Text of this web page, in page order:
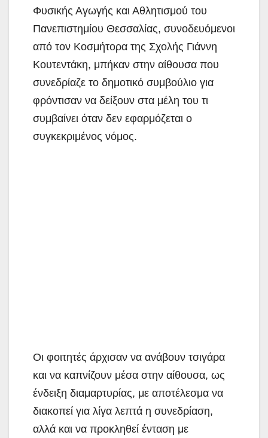
Φυσικής Αγωγής και Αθλητισμού του
Πανεπιστημίου Θεσσαλίας, συνοδευόμενοι
από τον Κοσμήτορα της Σχολής Γιάννη
Κουτεντάκη, μπήκαν στην αίθουσα που
συνεδρίαζε το δημοτικό συμβούλιο για
φρόντισαν να δείξουν στα μέλη του τι
συμβαίνει όταν δεν εφαρμόζεται ο
συγκεκριμένος νόμος.
Οι φοιτητές άρχισαν να ανάβουν τσιγάρα
και να καπνίζουν μέσα στην αίθουσα, ως
ένδειξη διαμαρτυρίας, με αποτέλεσμα να
διακοπεί για λίγα λεπτά η συνεδρίαση,
αλλά και να προκληθεί ένταση με